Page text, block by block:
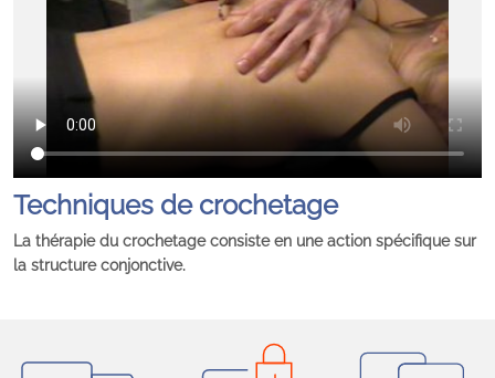
Techniques de crochetage
La thérapie du crochetage consiste en une action spécifique sur
la structure conjonctive.